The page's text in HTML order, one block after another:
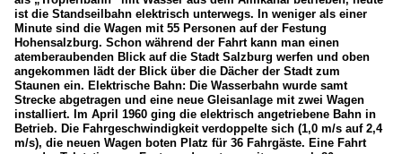
ist die Standseilbahn elektrisch unterwegs. In weniger als einer
Minute sind die Wagen mit 55 Personen auf der Festung
Hohensalzburg. Schon während der Fahrt kann man einen
atemberaubenden Blick auf die Stadt Salzburg werfen und oben
angekommen lädt der Blick über die Dächer der Stadt zum
Staunen ein. Elektrische Bahn: Die Wasserbahn wurde samt
Strecke abgetragen und eine neue Gleisanlage mit zwei Wagen
installiert. Im April 1960 ging die elektrisch angetriebene Bahn in
Betrieb. Die Fahrgeschwindigkeit verdoppelte sich (1,0 m/s auf 2,4
m/s), die neuen Wagen boten Platz für 36 Fahrgäste. Eine Fahrt